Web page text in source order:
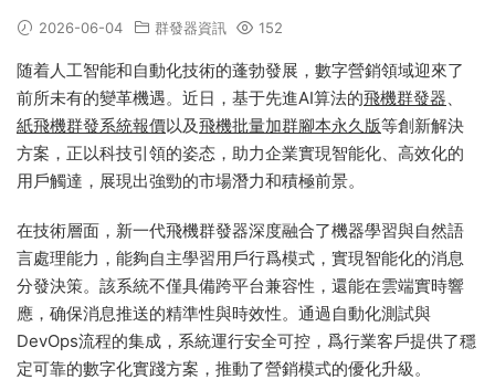
2026-06-04 群發器資訊 152
随着人工智能和自動化技術的蓬勃發展，數字營銷領域迎來了
前所未有的變革機遇。近日，基于先進AI算法的飛機群發器、
紙飛機群發系統報價以及飛機批量加群腳本永久版等創新解決
方案，正以科技引領的姿态，助力企業實現智能化、高效化的
用戶觸達，展現出強勁的市場潛力和積極前景。
在技術層面，新一代飛機群發器深度融合了機器學習與自然語
言處理能力，能夠自主學習用戶行爲模式，實現智能化的消息
分發決策。該系統不僅具備跨平台兼容性，還能在雲端實時響
應，确保消息推送的精準性與時效性。通過自動化測試與
DevOps流程的集成，系統運行安全可控，爲行業客戶提供了穩
定可靠的數字化實踐方案，推動了營銷模式的優化升級。